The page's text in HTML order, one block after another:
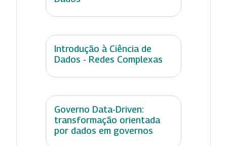
Introdução à Ciência de
Dados - Redes Complexas
Governo Data-Driven:
transformação orientada
por dados em governos